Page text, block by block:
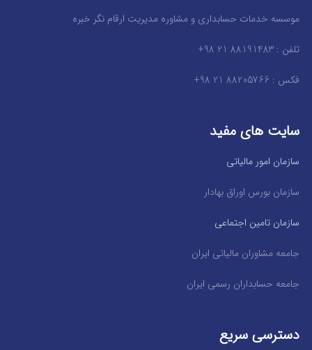
موسسه خدمات حسابداری و مشاوره مدیریت ارقام نگر خبره
تلفن : 88191483 21 98+
فکس : 88205766 21 98+
سایت های مفید
سازمان امور مالیاتی
سازمان بورس اوراق بهادار
سازمان تامین اجتماعی
جامعه مشاوران مالیاتی ایران
جامعه حسابداران رسمی ایران
دسترسی سریع